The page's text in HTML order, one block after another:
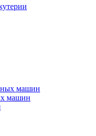
машин
машин